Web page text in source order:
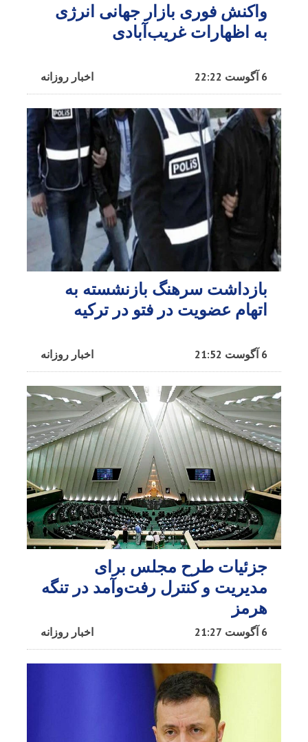
واکنش فوری بازار جهانی انرژی
به اظهارات غریب‌آبادی
اخبار روزانه 6 آگوست 22:22
بازداشت سرهنگ بازنشسته به
اتهام عضویت در فتو در ترکیه
اخبار روزانه 6 آگوست 21:52
جزئیات طرح مجلس برای
مدیریت و کنترل رفت‌وآمد در تنگه
هرمز
اخبار روزانه 6 آگوست 21:27